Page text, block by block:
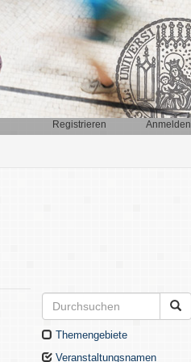
Anmelden
Registrieren
Themengebiete
Veranstaltungsnamen